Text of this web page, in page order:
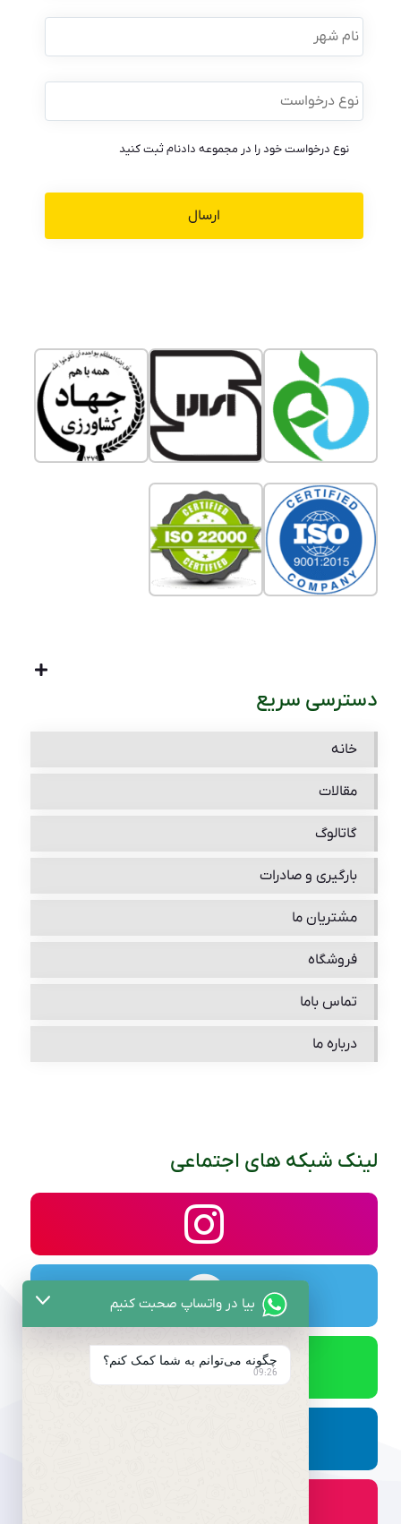
نام
شهر
نوع
درخواست *
نوع درخواست خود را در مجموعه دادنام ثبت کنید
دسترسی سریع
خانه
مقالات
گاتالوگ
بارگیری و صادرات
مشتریان ما
فروشگاه
تماس باما
درباره ما
لینک شبکه های اجتماعی
بیا در واتساپ صحبت کنیم
چگونه می‌توانم به شما کمک کنم؟
09:26